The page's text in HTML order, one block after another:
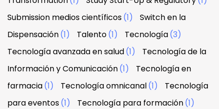
Submission medios científicos(1)
Switch en la
Dispensación(1) Talento(1) Tecnología(3)
Tecnología avanzada en salud(1)
Tecnología de la
Información y Comunicación(1)
Tecnología en
farmacia(1) Tecnología omnicanal(1)
Tecnología
para eventos(1) Tecnología para formación(1)